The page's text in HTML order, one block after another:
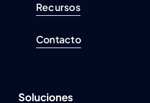
Recursos
Contacto
Soluciones